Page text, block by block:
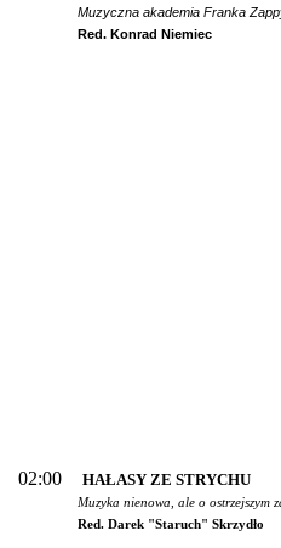
Muzyczna akademia Franka
Red. Konrad Niemiec
02:00 HAŁASY ZE STRYCHU
Muzyka nienowa, ale o ostrzejszym
Red. Darek "Staruch" Skrzydło